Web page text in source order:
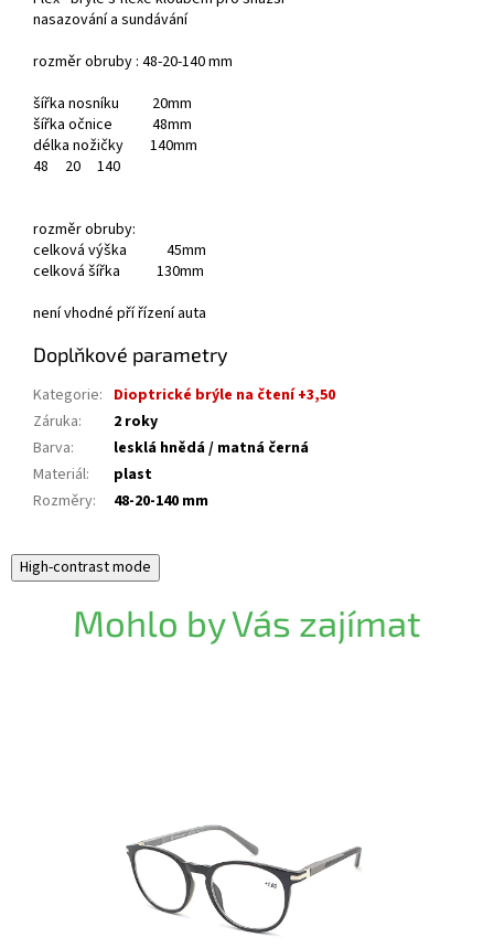
nasazování a sundávání
rozměr obruby : 48-20-140 mm
šířka nosníku 20mm
šířka očnice 48mm
délka nožičky 140mm
48
20 140
rozměr obruby:
celková výška 45mm
celková šířka 130mm
není vhodné pří řízení auta
Doplňkové parametry
Kategorie: Dioptrické brýle na čtení +3,50
Záruka:
2 roky
Barva:
lesklá hnědá / matná černá
Materiál:
plast
Rozměry: 48-20-140 mm
High-contrast mode
Mohlo by Vás zajímat